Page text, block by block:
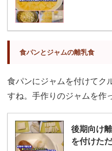
食パンとジャムの離乳食
食パンにジャムを付けてク
すね。手作りのジャムを作
後期向け
を付けた